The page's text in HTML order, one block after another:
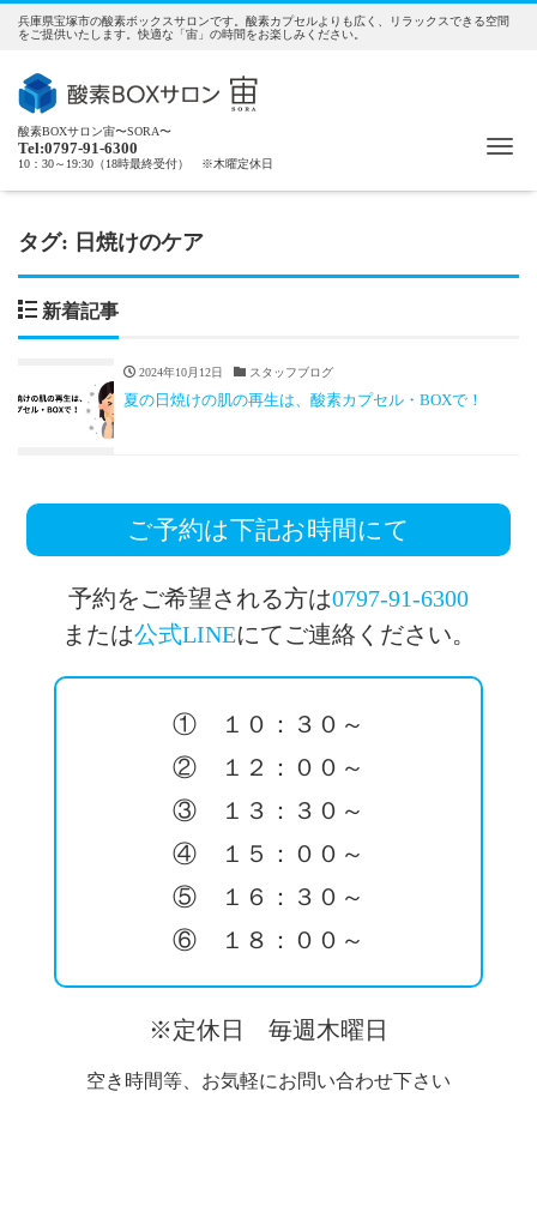
兵庫県宝塚市の酸素ボックスサロンです。酸素カプセルよりも広く、リラックスできる空間
をご提供いたします。快適な「宙」の時間をお楽しみください。
酸素BOXサロン宙〜SORA〜
Tel:0797-91-6300
10：30～19:30（18時最終受付） ※木曜定休日
タグ: 日焼けのケア
新着記事
2024年10月12日 スタッフブログ
夏の日焼けの肌の再生は、酸素カプセル・BOXで！
ご予約は下記お時間にて
予約をご希望される方は0797-91-6300
または公式LINEにてご連絡ください。
① １０：３０～
② １２：００～
③ １３：３０～
④ １５：００～
⑤ １６：３０～
⑥ １８：００～
※定休日 毎週木曜日
空き時間等、お気軽にお問い合わせ下さい